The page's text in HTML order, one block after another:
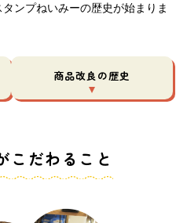
ンプねいみーの歴史が始まりま
商品改良の歴史
だわること